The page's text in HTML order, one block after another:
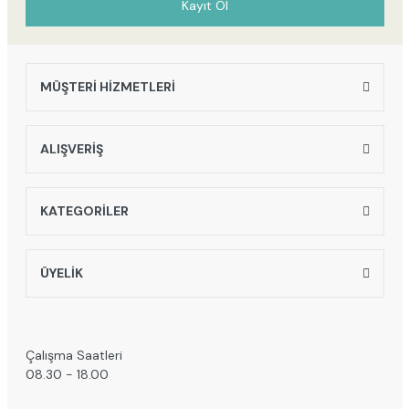
Kayıt Ol
MÜŞTERİ HİZMETLERİ
ALIŞVERİŞ
KATEGORİLER
ÜYELİK
Çalışma Saatleri
08.30 - 18.00